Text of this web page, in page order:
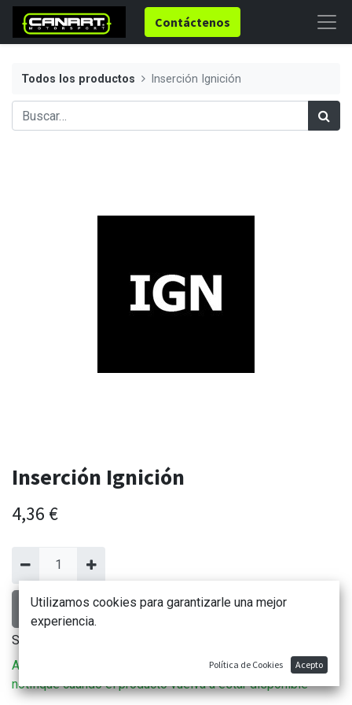
Contáctenos
Todos los productos Inserción Ignición
Inserción Ignición
4,36 €
AÑADIR AL CARRITO
Sin existencias.
Agregue el artículo a su lista de deseos para que se le
notifique cuando el producto vuelva a estar disponible
Utilizamos cookies para garantizarle una mejor
experiencia.
Política de Cookies Acepto